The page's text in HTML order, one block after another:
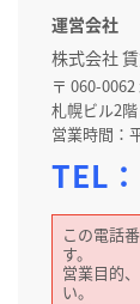
運営会社
株式会社
〒 060-
札幌ビル2階
営業時間：
TEL：
この電話
す。
営業目的
い。